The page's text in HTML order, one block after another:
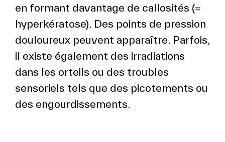
en formant davantage de callosités (=
hyperkératose). Des points de pression
douloureux peuvent apparaître. Parfois,
il existe également des irradiations
dans les orteils ou des troubles
sensoriels tels que des picotements ou
des engourdissements.